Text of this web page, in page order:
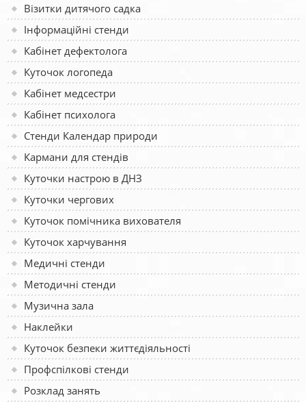
Візитки дитячого садка
Інформаційні стенди
Кабінет дефектолога
Куточок логопеда
Кабінет медсестри
Кабінет психолога
Стенди Календар природи
Кармани для стендів
Куточки настрою в ДНЗ
Куточки чергових
Куточок помічника вихователя
Куточок харчування
Медичні стенди
Методичні стенди
Музична зала
Наклейки
Куточок безпеки життєдіяльності
Профспілкові стенди
Розклад занять